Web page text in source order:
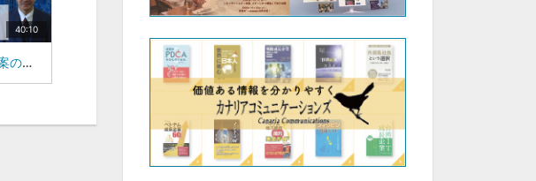
40:10
新しい都市空間提案の方法③－三角の敷地をどう使うか－：東北大学 名誉教授、株式会社伊藤邦明都市建築研究所 代表取締役：伊藤 邦明